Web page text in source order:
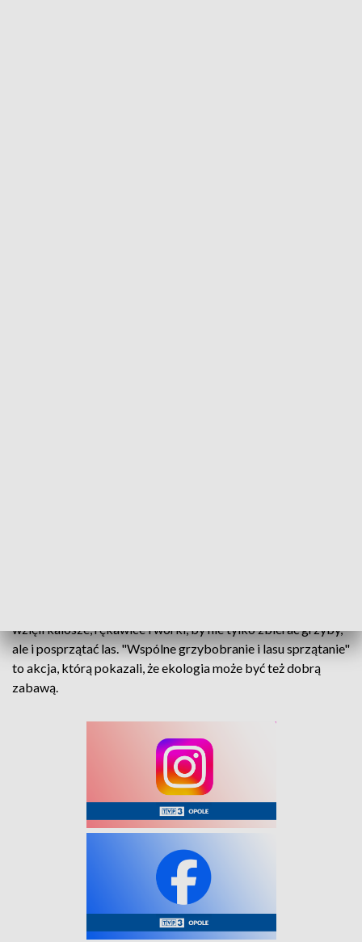
wzięli kalosze, rękawice i worki, by nie tylko zbierać grzyby,
ale i posprzątać las. "Wspólne grzybobranie i lasu sprzątanie"
to akcja, którą pokazali, że ekologia może być też dobrą
zabawą.